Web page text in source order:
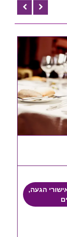
אישורי הגעה,